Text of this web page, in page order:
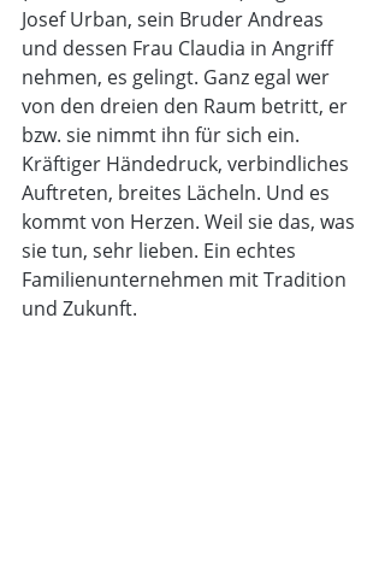
Josef Urban, sein Bruder Andreas
und dessen Frau Claudia in Angriff
nehmen, es gelingt. Ganz egal wer
von den dreien den Raum betritt, er
bzw. sie nimmt ihn für sich ein.
Kräftiger Händedruck, verbindliches
Auftreten, breites Lächeln. Und es
kommt von Herzen. Weil sie das, was
sie tun, sehr lieben. Ein echtes
Familienunternehmen mit Tradition
und Zukunft.